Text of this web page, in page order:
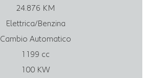
24.876 KM
Elettrica/Benzina
Cambio Automatico
1199 cc
100 KW